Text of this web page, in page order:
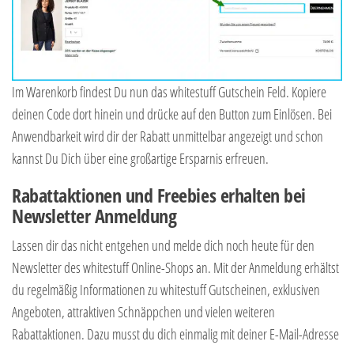
Im Warenkorb findest Du nun das whitestuff Gutschein Feld. Kopiere
deinen Code dort hinein und drücke auf den Button zum Einlösen. Bei
Anwendbarkeit wird dir der Rabatt unmittelbar angezeigt und schon
kannst Du Dich über eine großartige Ersparnis erfreuen.
Rabattaktionen und Freebies erhalten bei
Newsletter Anmeldung
Lassen dir das nicht entgehen und melde dich noch heute für den
Newsletter des whitestuff Online-Shops an. Mit der Anmeldung erhältst
du regelmäßig Informationen zu whitestuff Gutscheinen, exklusiven
Angeboten, attraktiven Schnäppchen und vielen weiteren
Rabattaktionen. Dazu musst du dich einmalig mit deiner E-Mail-Adresse